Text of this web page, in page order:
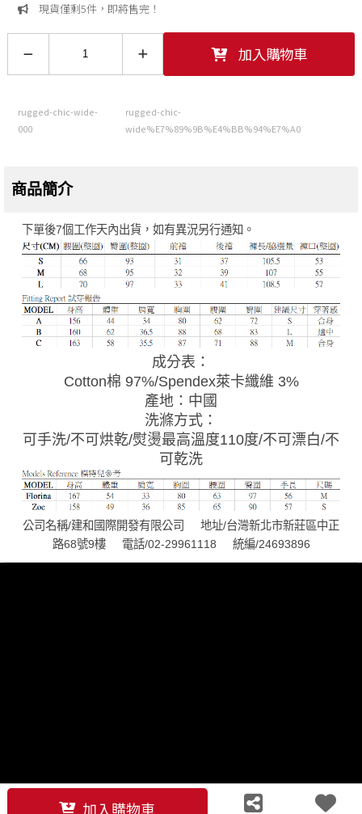
現貨僅剩5件，即將售完！
加入購物車
rugged-chic-wide-
000
rugged-chic-
wide%E7%89%9B%E4%BB%94%E7%A0
商品簡介
下單後7個工作天內出貨，如有異況另行通知。
成分表：
Cotton棉 97%/Spendex萊卡纖維 3%
產地：中國
洗滌方式：
可手洗/不可烘乾/熨燙最高溫度110度/不可漂白/不
可乾洗
公司名稱/建和國際開發有限公司 地址/台灣新北市新莊區中正
路68號9樓 電話/02-29961118 統編/24693896